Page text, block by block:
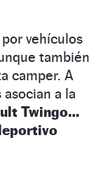
vehículos
también
camper. A
a la
Twingo…